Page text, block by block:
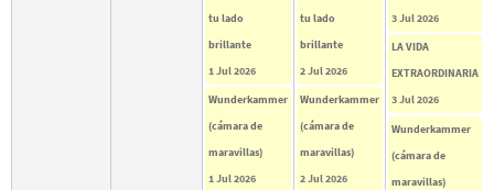
tu lado
brillante
1 Jul 2026
Wunderkammer
(cámara de
maravillas)
1 Jul 2026
tu lado
brillante
2 Jul 2026
Wunderkammer
(cámara de
maravillas)
2 Jul 2026
3 Jul 2026
LA VIDA
EXTRAORDINARIA
3 Jul 2026
Wunderkammer
(cámara de
maravillas)